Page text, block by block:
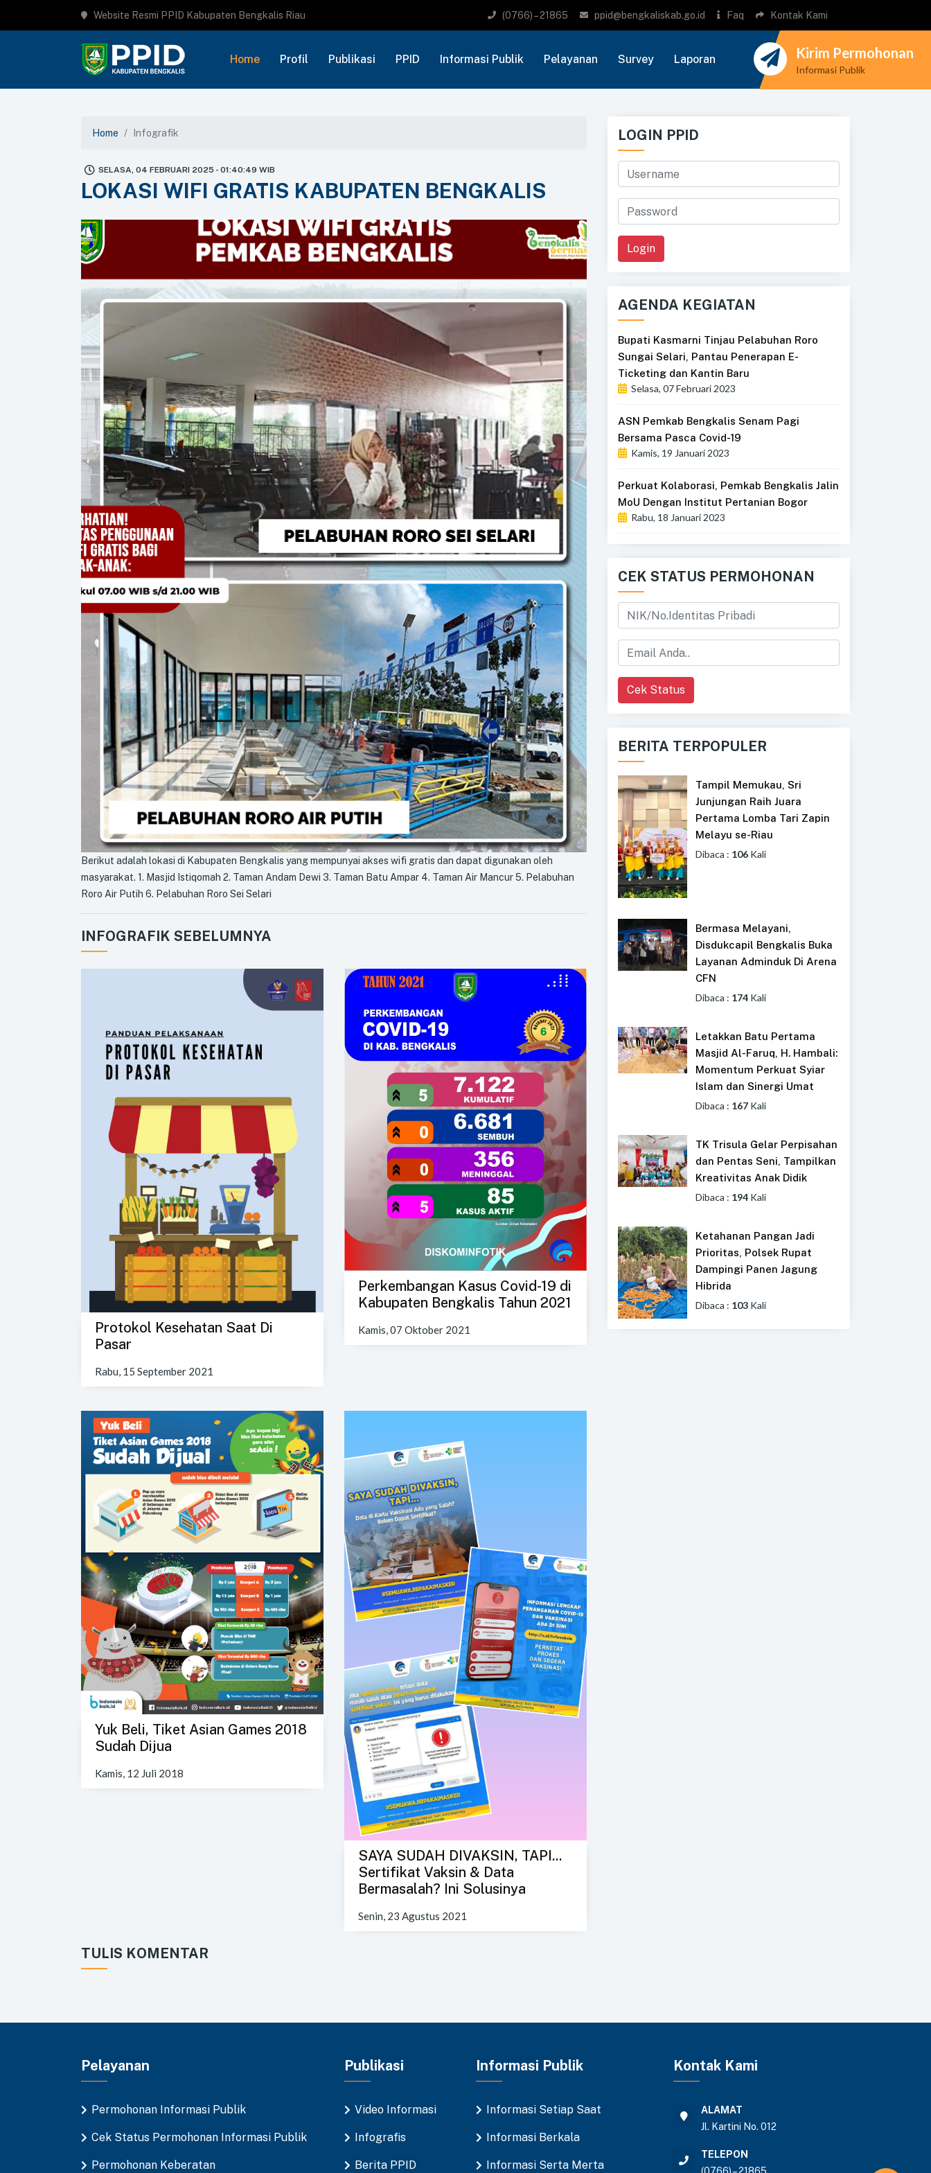
Website Resmi PPID Kabupaten Bengkalis Riau (0766) – 21865 ppid@bengkaliskab.go.id Faq Kontak Kami
Home Profil Publikasi PPID Informasi Publik Pelayanan Survey Laporan Kirim Permohonan
Informasi Publik
Home Infografik
SELASA, 04 FEBRUARI 2025 - 01:40:49 WIB
LOKASI WIFI GRATIS KABUPATEN BENGKALIS
Berikut adalah lokasi di Kabupaten Bengkalis yang mempunyai akses wifi gratis dan dapat digunakan oleh
masyarakat. 1. Masjid Istiqomah 2. Taman Andam Dewi 3. Taman Batu Ampar 4. Taman Air Mancur 5. Pelabuhan
Roro Air Putih 6. Pelabuhan Roro Sei Selari
INFOGRAFIK SEBELUMNYA
Protokol Kesehatan Saat Di
Pasar
Rabu, 15 September 2021
Perkembangan Kasus Covid-19 di
Kabupaten Bengkalis Tahun 2021
Kamis, 07 Oktober 2021
Yuk Beli, Tiket Asian Games 2018
Sudah Dijua
Kamis, 12 Juli 2018
SAYA SUDAH DIVAKSIN, TAPI...
Sertifikat Vaksin & Data
Bermasalah? Ini Solusinya
Senin, 23 Agustus 2021
TULIS KOMENTAR
LOGIN PPID
Login
AGENDA KEGIATAN
Bupati Kasmarni Tinjau Pelabuhan Roro
Sungai Selari, Pantau Penerapan E-
Ticketing dan Kantin Baru
Selasa, 07 Februari 2023
ASN Pemkab Bengkalis Senam Pagi
Bersama Pasca Covid-19
Kamis, 19 Januari 2023
Perkuat Kolaborasi, Pemkab Bengkalis Jalin
MoU Dengan Institut Pertanian Bogor
Rabu, 18 Januari 2023
CEK STATUS PERMOHONAN
Cek Status
BERITA TERPOPULER
Tampil Memukau, Sri
Junjungan Raih Juara
Pertama Lomba Tari Zapin
Melayu se-Riau
Dibaca : 106 Kali
Bermasa Melayani,
Disdukcapil Bengkalis Buka
Layanan Adminduk Di Arena
CFN
Dibaca : 174 Kali
Letakkan Batu Pertama
Masjid Al-Faruq, H. Hambali:
Momentum Perkuat Syiar
Islam dan Sinergi Umat
Dibaca : 167 Kali
TK Trisula Gelar Perpisahan
dan Pentas Seni, Tampilkan
Kreativitas Anak Didik
Dibaca : 194 Kali
Ketahanan Pangan Jadi
Prioritas, Polsek Rupat
Dampingi Panen Jagung
Hibrida
Dibaca : 103 Kali
Pelayanan
Permohonan Informasi Publik
Cek Status Permohonan Informasi Publik
Permohonan Keberatan
Publikasi
Video Informasi
Infografis
Berita PPID
Informasi Publik
Informasi Setiap Saat
Informasi Berkala
Informasi Serta Merta
Kontak Kami
ALAMAT
Jl. Kartini No. 012
TELEPON